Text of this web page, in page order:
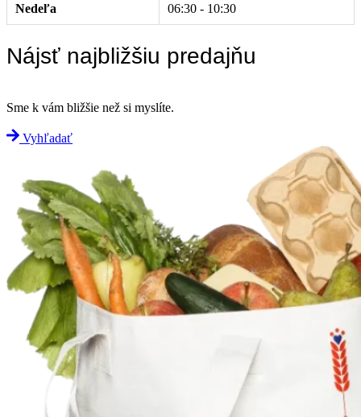
Nedeľa 06:30 - 10:30
Nájsť najbližšiu predajňu
Sme k vám bližšie než si myslíte.
Vyhľadať